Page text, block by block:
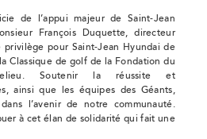
de l’appui majeur de Saint-Jean
François Duquette, directeur
privilège pour Saint-Jean Hyundai de
Classique de golf de la Fondation du
Soutenir la réussite et
ainsi que les équipes des Géants,
l’avenir de notre communauté.
à cet élan de solidarité qui fait une